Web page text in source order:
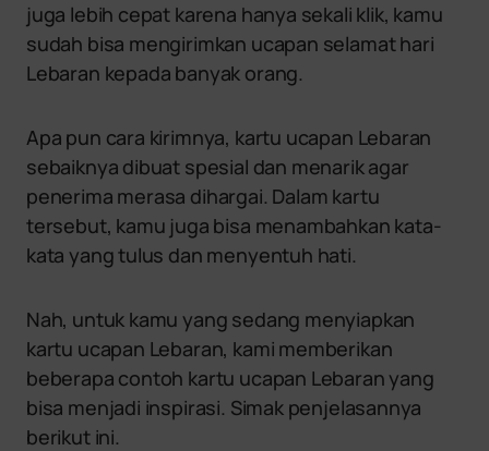
juga lebih cepat karena hanya sekali klik, kamu
sudah bisa mengirimkan ucapan selamat hari
Lebaran kepada banyak orang.
Apa pun cara kirimnya, kartu ucapan Lebaran
sebaiknya dibuat spesial dan menarik agar
penerima merasa dihargai. Dalam kartu
tersebut, kamu juga bisa menambahkan kata-
kata yang tulus dan menyentuh hati.
Nah, untuk kamu yang sedang menyiapkan
kartu ucapan Lebaran, kami memberikan
beberapa contoh kartu ucapan Lebaran yang
bisa menjadi inspirasi. Simak penjelasannya
berikut ini.